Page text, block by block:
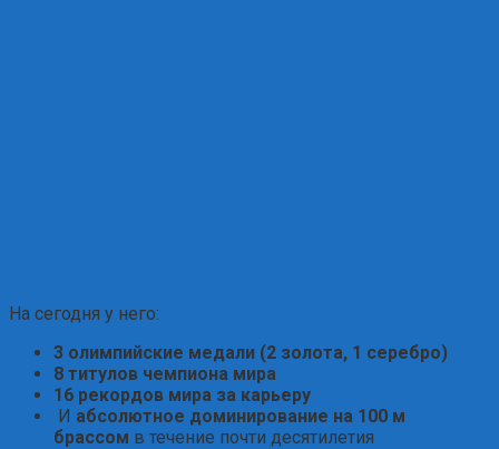
На сегодня у него:
3 олимпийские медали (2 золота, 1 серебро)
8 титулов чемпиона мира
16 рекордов мира за карьеру
И абсолютное доминирование на 100 м
брассом в течение почти десятилетия